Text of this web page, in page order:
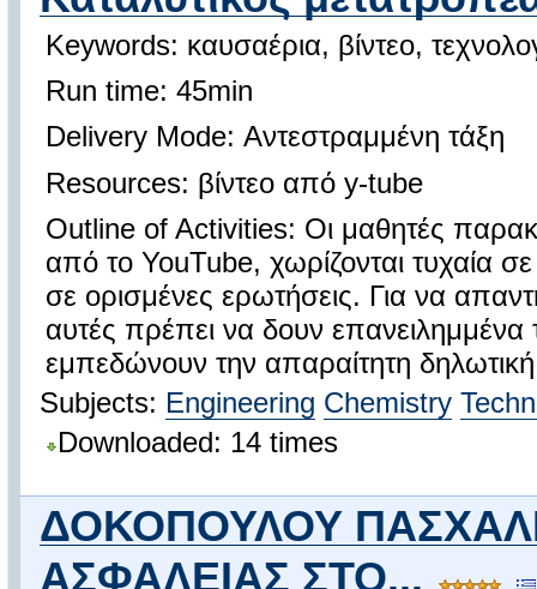
Keywords: καυσαέρια, βίντεο,
Run time: 45min
Delivery Mode: Αντεστραμμένη τάξη
Resources: βίντεο από y-tube
Outline of Activities: Οι μαθητές
από το YouTube, χωρίζονται τυχαία
σε ορισμένες ερωτήσεις. Για να
αυτές πρέπει να δουν επανειλημμένα
εμπεδώνουν την απαραίτητη
Subjects: Engineering Chemistry
Downloaded: 14 times
ΔΟΚΟΠΟΥΛΟΥ
ΑΣΦΑΛΕΙΑΣ ΣΤΟ...